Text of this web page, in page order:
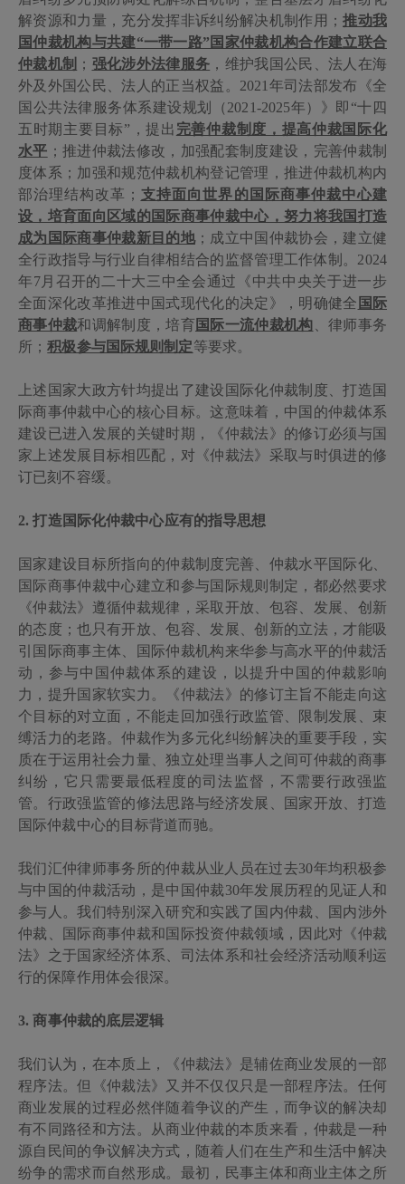
解资源和力量，充分发挥非诉纠纷解决机制作用；推动我
国仲裁机构与共建“一带一路”国家仲裁机构合作建立联合
仲裁机制
； 强化涉外法律服务 ，维护我国公民、法人在海
外及外国公民、法人的正当权益。 2021 年司法部发布《全
国公共法律服务体系建设规划（ 2021-2025年）》即“十四
五时期主要目标”，提出 完善仲裁制度，提高仲裁国际化
水平 ；推进仲裁法修改，加强配套制度建设，完善仲裁制
度体系；加强和规范仲裁机构登记管理，推进仲裁机构内
部治理结构改革； 支持面向世界的国际商事仲裁中心建
设，培育面向区域的国际商事仲裁中心，努力将我国打造
成为国际商事仲裁新目的地；成立中国仲裁协会，建立健
全行政指导与行业自律相结合的监督管理工作体制。 2024
年7月召开的二十大三中全会通过《中共中央关于进一步
全面深化改革推进中国式现代化的决定》，明确健全 国际
商事仲裁和调解制度，培育 国际一流仲裁机构 、律师事务
所；积极参与国际规则制定等要求。
上述国家大政方针均提出了建设国际化仲裁制度、打造国
际商事仲裁中心的核心目标。这意味着，中国的仲裁体系
建设已进入发展的关键时期，《仲裁法》的修订必须与国
家上述发展目标相匹配，对《仲裁法》采取与时俱进的修
订已刻不容缓。
2.打造国际化仲裁中心应有的指导思想
国家建设目标所指向的仲裁制度完善、仲裁水平国际化、
国际商事仲裁中心建立和参与国际规则制定，都必然要求
《仲裁法》遵循仲裁规律，采取开放、包容、发展、创新
的态度；也只有开放、包容、发展、创新的立法，才能吸
引国际商事主体、国际仲裁机构来华参与高水平的仲裁活
动，参与中国仲裁体系的建设，以提升中国的仲裁影响
力，提升国家软实力。《仲裁法》的修订主旨不能走向这
个目标的对立面，不能走回加强行政监管、限制发展、束
缚活力的老路。仲裁作为多元化纠纷解决的重要手段，实
质在于运用社会力量、独立处理当事人之间可仲裁的商事
纠纷，它只需要最低程度的司法监督，不需要行政强监
管。行政强监管的修法思路与经济发展、国家开放、打造
国际仲裁中心的目标背道而驰。
我们汇仲律师事务所的仲裁从业人员在过去30年均积极参
与中国的仲裁活动，是中国仲裁30年发展历程的见证人和
参与人。我们特别深入研究和实践了国内仲裁、国内涉外
仲裁、国际商事仲裁和国际投资仲裁领域，因此对《仲裁
法》之于国家经济体系、司法体系和社会经济活动顺利运
行的保障作用体会很深。
3.商事仲裁的底层逻辑
我们认为，在本质上，《仲裁法》是辅佐商业发展的一部
程序法。但《仲裁法》又并不仅仅只是一部程序法。任何
商业发展的过程必然伴随着争议的产生，而争议的解决却
有不同路径和方法。从商业仲裁的本质来看，仲裁是一种
源自民间的争议解决方式，随着人们在生产和生活中解决
纷争的需求而自然形成。最初，民事主体和商业主体之所